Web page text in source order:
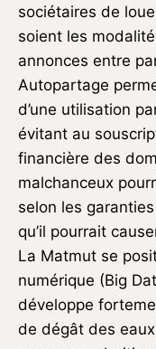
sociétaires de
soient les
annonces entre
Autopartage
d’une utilisation
évitant au
financière des
malchanceux
selon les
qu’il pourrait
La Matmut se
numérique (Big
développe
de dégât des